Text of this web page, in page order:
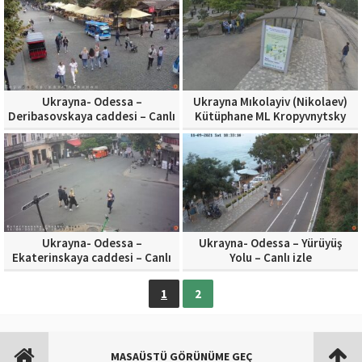
Ukrayna- Odessa –
Deribasovskaya caddesi – Canlı
izle
Ukrayna Mıkolayiv (Nikolaev)
Kütüphane ML Kropyvnytsky
Tramvay durağı
Ukrayna- Odessa –
Ekaterinskaya caddesi – Canlı
Ukrayna- Odessa – Yürüyüş
Yolu – Canlı izle
1 2
MASAÜSTÜ GÖRÜNÜME GEÇ